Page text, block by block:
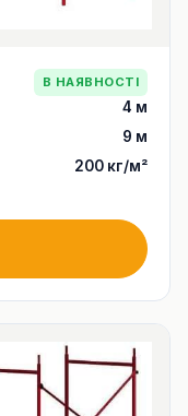
В НАЯВНОСТІ
4 м
9 м
200 кг/м²